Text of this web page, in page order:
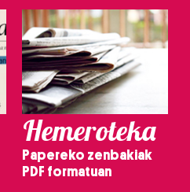
Hemeroteka
Papereko zenbakiak
PDF formatuan